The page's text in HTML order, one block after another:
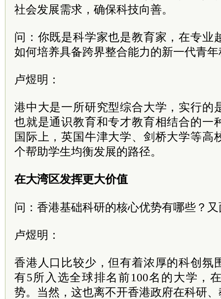
社会发展需求，确保科技向善。
问：你既是科学家也是教育家，在专业
如何培养具备跨界整合能力的新一代青
卢煜明：
港中大是一所研究型综合大学，实行的
也就是通识教育和专才教育相结合的一
国际上，英国牛津大学、剑桥大学等高
个帮助学生均衡发展的路径。
在大湾区发挥更大价值
问：香港基础科研的核心优势有哪些？
卢煜明：
香港人口比较少，但有着浓厚的科创氛
有5所入选全球排名前100名的大学，
势。当然，这也离不开香港政府在科研